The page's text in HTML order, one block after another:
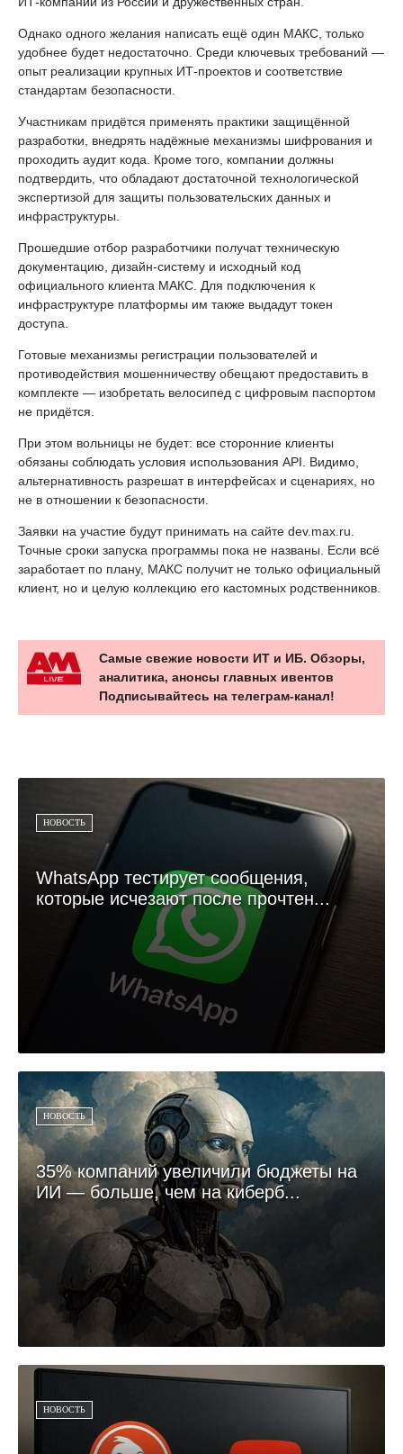
Однако одного желания написать ещё один МАКС, только
удобнее будет недостаточно. Среди ключевых требований —
опыт реализации крупных ИТ-проектов и соответствие
стандартам безопасности.
Участникам придётся применять практики защищённой
разработки, внедрять надёжные механизмы шифрования и
проходить аудит кода. Кроме того, компании должны
подтвердить, что обладают достаточной технологической
экспертизой для защиты пользовательских данных и
инфраструктуры.
Прошедшие отбор разработчики получат техническую
документацию, дизайн-систему и исходный код
официального клиента МАКС. Для подключения к
инфраструктуре платформы им также выдадут токен
доступа.
Готовые механизмы регистрации пользователей и
противодействия мошенничеству обещают предоставить в
комплекте — изобретать велосипед с цифровым паспортом
не придётся.
При этом вольницы не будет: все сторонние клиенты
обязаны соблюдать условия использования API. Видимо,
альтернативность разрешат в интерфейсах и сценариях, но
не в отношении к безопасности.
Заявки на участие будут принимать на сайте dev.max.ru.
Точные сроки запуска программы пока не названы. Если всё
заработает по плану, МАКС получит не только официальный
клиент, но и целую коллекцию его кастомных родственников.
Самые свежие новости ИТ и ИБ. Обзоры,
аналитика, анонсы главных ивентов
Подписывайтесь на телеграм-канал!
НОВОСТЬ
WhatsApp тестирует сообщения,
которые исчезают после прочтен...
НОВОСТЬ
35% компаний увеличили бюджеты на
ИИ — больше, чем на киберб...
НОВОСТЬ